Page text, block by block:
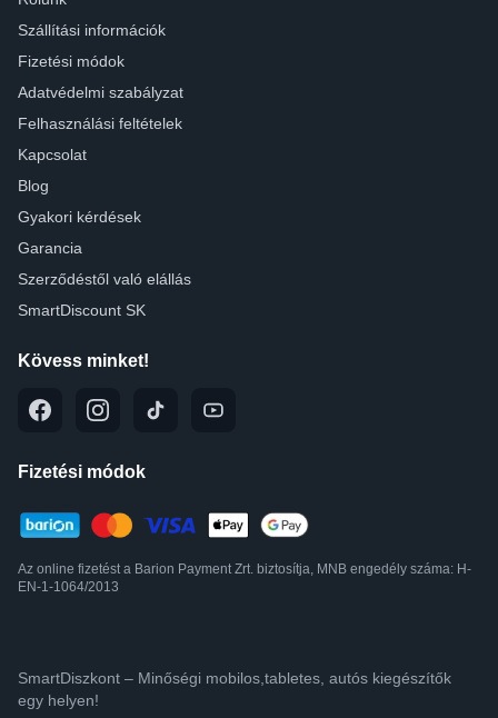
Szállítási információk
Fizetési módok
Adatvédelmi szabályzat
Felhasználási feltételek
Kapcsolat
Blog
Gyakori kérdések
Garancia
Szerződéstől való elállás
SmartDiscount SK
Kövess minket!
Fizetési módok
Az online fizetést a Barion Payment Zrt. biztosítja, MNB engedély száma: H-
EN-1-1064/2013
SmartDiszkont – Minőségi mobilos,tabletes, autós kiegészítők
egy helyen!